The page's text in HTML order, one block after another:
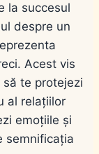
la succesul
despre un
Acest vis
te protejezi
al relațiilor
emoțiile și
semnificația